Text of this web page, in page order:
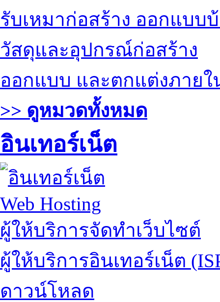
รับเหมาก่อสร้าง ออกแบบ
วัสดุและอุปกรณ์ก่อสร้าง
ออกแบบ และตกแต่งภายใ
>> ดูหมวดทั้งหมด
อินเทอร์เน็ต
Web Hosting
ผู้ให้บริการจัดทำเว็บไซต์
ผู้ให้บริการอินเทอร์เน็ต
ดาวน์โหลด